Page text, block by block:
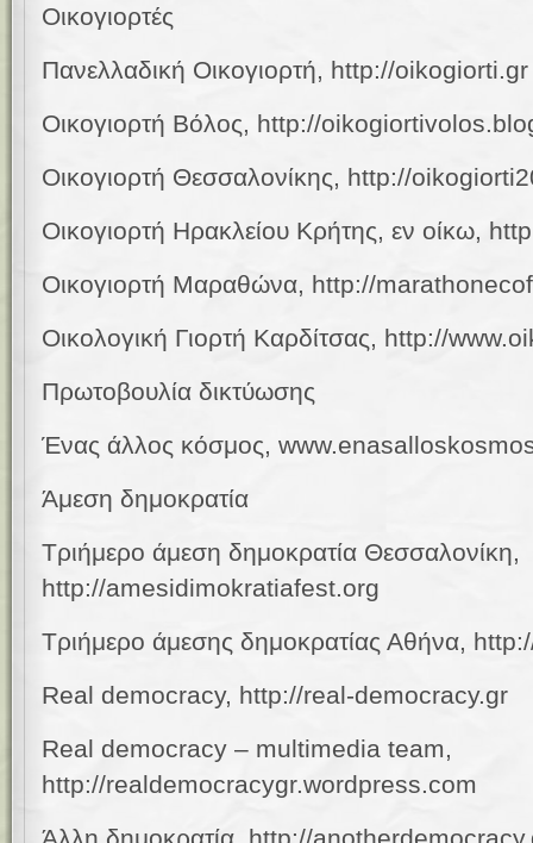
Οικογιορτές
Πανελλαδική Οικογιορτή, http://oikogiorti.gr
Οικογιορτή Βόλος, http://
Οικογιορτή Θεσσαλονίκης, http://
Οικογιορτή Ηρακλείου Κρήτης, εν οίκω,
Οικογιορτή Μαραθώνα, http://
Οικολογική Γιορτή Καρδίτσας, http://
Πρωτοβουλία δικτύωσης
Ένας άλλος κόσμος,
Άμεση δημοκρατία
Τριήμερο άμεση δημοκρατία Θεσσαλονίκη,
http://amesidimokratiafest.org
Τριήμερο άμεσης δημοκρατίας Αθήνα,
Real democracy, http://real-democracy.gr
Real democracy – multimedia team,
http://realdemocracygr.wordpress.com